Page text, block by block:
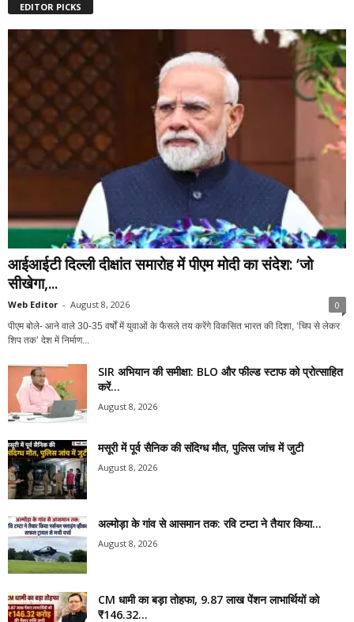
EDITOR PICKS
आईआईटी दिल्ली दीक्षांत समारोह में पीएम मोदी का संदेश: ‘जो
सीखेगा,...
Web Editor - August 8, 2026 0
पीएम बोले- आने वाले 30-35 वर्षों में युवाओं के फैसले तय करेंगे विकसित भारत की दिशा, ‘चिप से लेकर
शिप तक’ देश में निर्माण...
SIR अभियान की समीक्षा: BLO और फील्ड स्टाफ को प्रोत्साहित
करें...
August 8, 2026
मसूरी में पूर्व सैनिक की संदिग्ध मौत, पुलिस जांच में जुटी
August 8, 2026
अल्मोड़ा के गांव से आसमान तक: रवि टम्टा ने तैयार किया...
August 8, 2026
CM धामी का बड़ा तोहफा, 9.87 लाख पेंशन लाभार्थियों को
₹146.32...